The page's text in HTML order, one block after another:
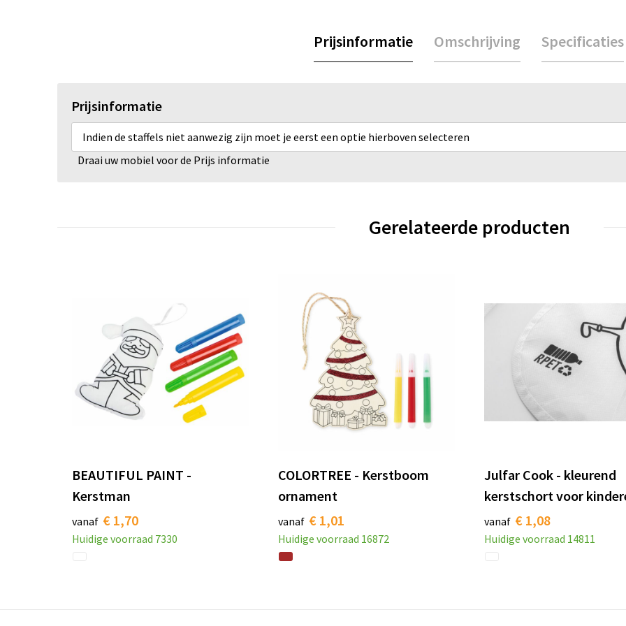
Prijsinformatie Omschrijving Specificaties
Prijsinformatie
Indien de staffels niet aanwezig zijn moet je eerst een optie hierboven selecteren
Draai uw mobiel voor de Prijs informatie
Gerelateerde producten
BEAUTIFUL PAINT -
Kerstman
vanaf € 1,70
Huidige voorraad 7330
COLORTREE - Kerstboom
ornament
vanaf € 1,01
Huidige voorraad 16872
Julfar Cook - kleurend
kerstschort voor
vanaf € 1,08
Huidige voorraad 14811